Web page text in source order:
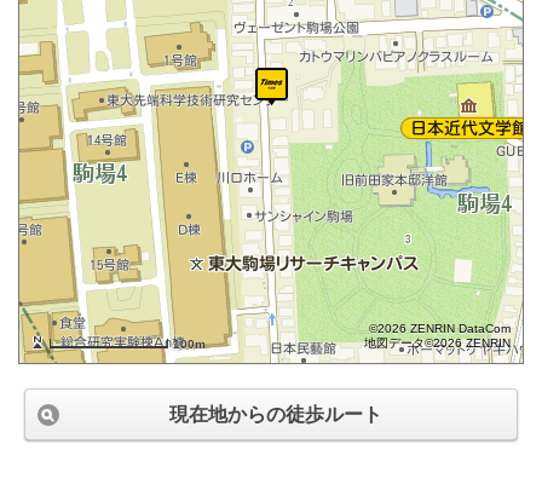
100m
©2026 ZENRIN DataCom
地図データ©2026 ZENRIN
現在地からの徒歩ルート